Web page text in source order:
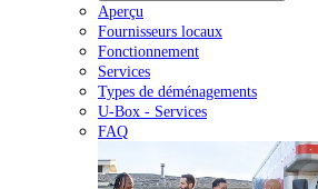
Aperçu
Fournisseurs locaux
Fonctionnement
Services
Types de déménagements
U-Box - Services
FAQ